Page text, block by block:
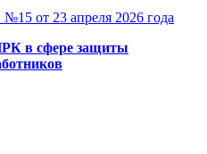
от 23 апреля 2026 года
в сфере защиты